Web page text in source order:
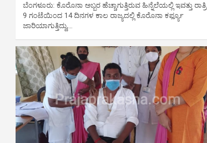
ಬೆಂಗಳೂರು: ಕೊರೊನಾ ಅಬ್ಬರ ಹೆಚ್ಚಾಗುತ್ತಿರುವ ಹಿನ್ನೆಲೆಯಲ್ಲಿ ಇವತ್ತು ರಾತ್ರಿ
9 ಗಂಟೆಯಿಂದ 14 ದಿನಗಳ ಕಾಲ ರಾಜ್ಯದಲ್ಲಿ ಕೊರೊನಾ ಕರ್ಫ್ಯೂ
ಜಾರಿಯಾಗುತ್ತಿದ್ದು,…